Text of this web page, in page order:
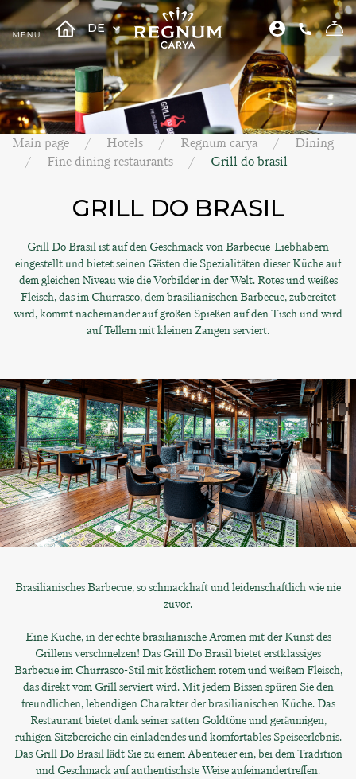
DE
Main page Hotels Regnum carya
Dining
Fine dining restaurants
Grill do brasil
GRILL DO BRASIL
Grill Do Brasil ist auf den Geschmack von Barbecue-Liebhabern
eingestellt und bietet seinen Gästen die Spezialitäten dieser Küche auf
dem gleichen Niveau wie die Vorbilder in der Welt. Rotes und weißes
Fleisch, das im Churrasco, dem brasilianischen Barbecue, zubereitet
wird, kommt nacheinander auf großen Spießen auf den Tisch und wird
auf Tellern mit kleinen Zangen serviert.
Brasilianisches Barbecue, so schmackhaft und leidenschaftlich wie nie
zuvor.
Eine Küche, in der echte brasilianische Aromen mit der Kunst des
Grillens verschmelzen! Das Grill Do Brasil bietet erstklassiges
Barbecue im Churrasco-Stil mit köstlichem rotem und weißem Fleisch,
das direkt vom Grill serviert wird. Mit jedem Bissen spüren Sie den
freundlichen, lebendigen Charakter der brasilianischen Küche. Das
Restaurant bietet dank seiner satten Goldtöne und geräumigen,
ruhigen Sitzbereiche ein einladendes und komfortables Speiseerlebnis.
Das Grill Do Brasil lädt Sie zu einem Abenteuer ein, bei dem Tradition
und Geschmack auf authentischste Weise aufeinandertreffen.